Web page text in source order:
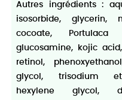
Autres ingrédients :
isosorbide, glycerin,
cocoate,
glucosamine, kojic
retinol,
glycol, trisodium
hexylene glycol,